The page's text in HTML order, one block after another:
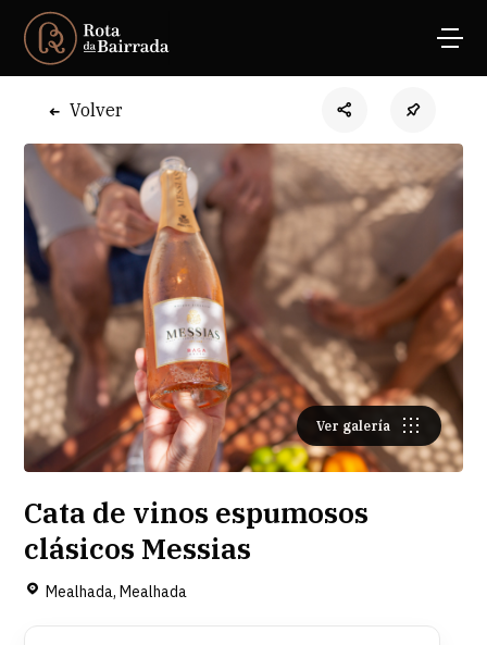
Volver
Ver galería
Cata de vinos espumosos
clásicos Messias
Mealhada, Mealhada